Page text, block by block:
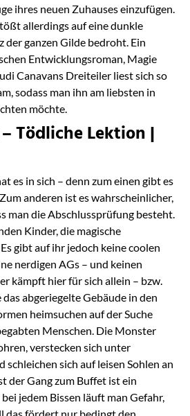
ihres neuen Zuhauses einzufügen.
allerdings auf eine dunkle
der ganzen Gilde bedroht. Ein
Entwicklungsroman, Magie
Canavans Dreiteiler liest sich so
sodass man ihn am liebsten in
möchte.
Tödliche Lektion |
es in sich – denn zum einen gibt es
anderen ist es wahrscheinlicher,
man die Abschlussprüfung besteht.
Kinder, die magische
gibt auf ihr jedoch keine coolen
nerdigen AGs – und keinen
kämpft hier für sich allein – bzw.
abgeriegelte Gebäude in den
heimsuchen auf der Suche
Menschen. Die Monster
verstecken sich unter
sich auf leisen Sohlen an
der Gang zum Buffet ist ein
jedem Bissen läuft man Gefahr,